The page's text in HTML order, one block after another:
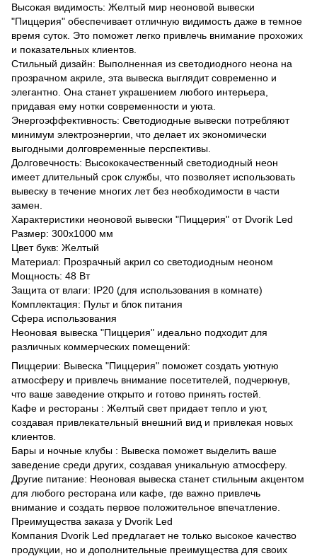
Высокая видимость: Желтый мир неоновой вывески
"Пиццерия" обеспечивает отличную видимость даже в темное
время суток. Это поможет легко привлечь внимание прохожих
и показательных клиентов.
Стильный дизайн: Выполненная из светодиодного неона на
прозрачном акриле, эта вывеска выглядит современно и
элегантно. Она станет украшением любого интерьера,
придавая ему нотки современности и уюта.
Энергоэффективность: Светодиодные вывески потребляют
минимум электроэнергии, что делает их экономически
выгодными долговременные перспективы.
Долговечность: Высококачественный светодиодный неон
имеет длительный срок службы, что позволяет использовать
вывеску в течение многих лет без необходимости в части
замен.
Характеристики неоновой вывески "Пиццерия" от Dvorik Led
Размер: 300х1000 мм
Цвет букв: Желтый
Материал: Прозрачный акрил со светодиодным неоном
Мощность: 48 Вт
Защита от влаги: IP20 (для использования в комнате)
Комплектация: Пульт и блок питания
Сфера использования
Неоновая вывеска "Пиццерия" идеально подходит для
различных коммерческих помещений:
Пиццерии: Вывеска "Пиццерия" поможет создать уютную
атмосферу и привлечь внимание посетителей, подчеркнув,
что ваше заведение открыто и готово принять гостей.
Кафе и рестораны : Желтый свет придает тепло и уют,
создавая привлекательный внешний вид и привлекая новых
клиентов.
Бары и ночные клубы : Вывеска поможет выделить ваше
заведение среди других, создавая уникальную атмосферу.
Другие питание: Неоновая вывеска станет стильным акцентом
для любого ресторана или кафе, где важно привлечь
внимание и создать первое положительное впечатление.
Преимущества заказа у Dvorik Led
Компания Dvorik Led предлагает не только высокое качество
продукции, но и дополнительные преимущества для своих